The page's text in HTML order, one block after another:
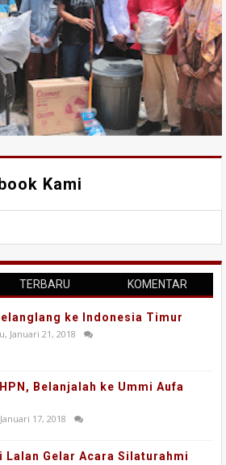
Kami
TERBARU KOMENTAR
ke Indonesia Timur
Januari 21, 2018
Belanjalah ke Ummi Aufa
17, 2018
Lalan Gelar Acara Silaturahmi